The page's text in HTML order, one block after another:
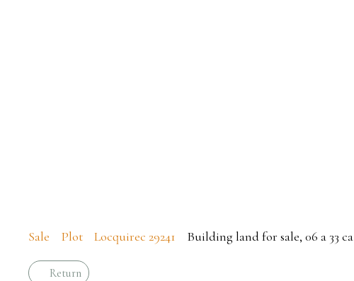
Sale Plot Locquirec 29241 Building land for sale, 06 a 33
Return